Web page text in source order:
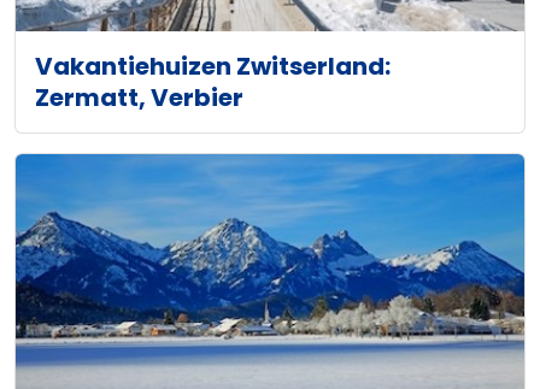
Vakantiehuizen Zwitserland:
Zermatt, Verbier